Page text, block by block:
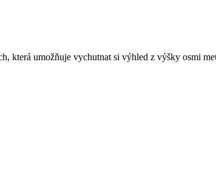
umožňuje vychutnat si výhled z výšky osmi